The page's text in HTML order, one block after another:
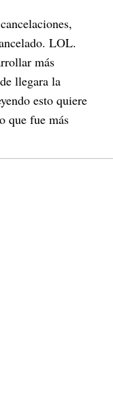
LOL.
más
llegara la
esto quiere
que fue más